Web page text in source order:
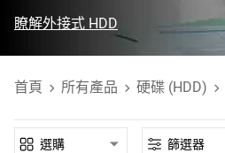
瞭解外接式 HDD
首頁 所有產品 硬碟 (HDD)
選購 篩選器